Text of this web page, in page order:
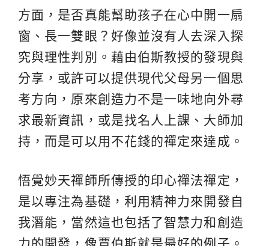
方面，是否真能幫助孩子在心中開一扇
窗、長一雙眼？好像並沒有人去深入探
究與理性判別。藉由伯斯教授的發現與
分享，或許可以提供現代父母另一個思
考方向，原來創造力不是一味地向外尋
求最新資訊，或是找名人上課、大師加
持，而是可以用不花錢的禪定來達成。
悟覺妙天禪師所傳授的印心禪法禪定，
是以專注為基礎，利用精神力來開發自
我潛能，當然這也包括了智慧力和創造